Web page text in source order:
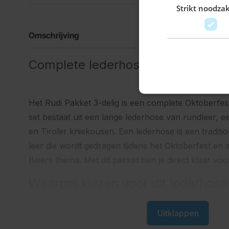
Omschrijving
Complete lederhose outfit voor
Het Rudi Pakket 3-delig is een complete
set bestaat uit een lange lederhose van rundleer,
en Tiroler kniekousen. Een lederhose is een
Wij werken dagelijks met lederhosen en weten dat
Uitklappen
Strikt